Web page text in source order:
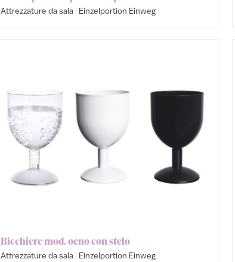
Attrezzature da sala | Einzelportion Einweg
Bicchiere mod. oeno con stelo
Attrezzature da sala | Einzelportion Einweg